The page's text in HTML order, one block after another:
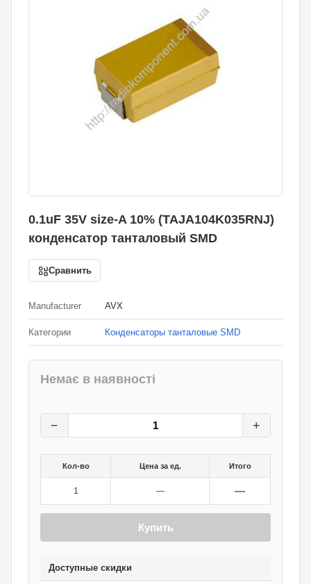
0.1uF 35V size-A 10% (TAJA104K035RNJ)
конденсатор танталовый SMD
Сравнить
Manufacturer AVX
Категории Конденсаторы танталовые SMD
Немає в наявності
− +
Кол-во Цена за ед. Итого
1 — —
Купить
Доступные скидки